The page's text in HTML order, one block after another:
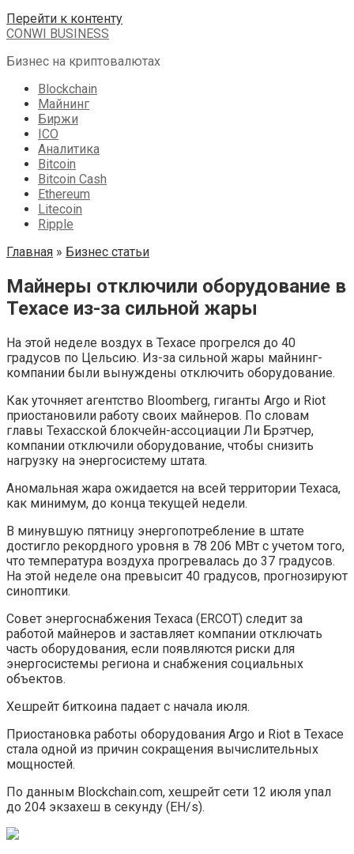
Перейти к контенту
CONWI BUSINESS
Бизнес на криптовалютах
Blockchain
Майнинг
Биржи
ICO
Аналитика
Bitcoin
Bitcoin Cash
Ethereum
Litecoin
Ripple
Главная » Бизнес статьи
Майнеры отключили оборудование в
Техасе из-за сильной жары
На этой неделе воздух в Техасе прогрелся до 40
градусов по Цельсию. Из-за сильной жары майнинг-
компании были вынуждены отключить оборудование.
Как уточняет агентство Bloomberg, гиганты Argo и Riot
приостановили работу своих майнеров. По словам
главы Техасской блокчейн-ассоциации Ли Брэтчер,
компании отключили оборудование, чтобы снизить
нагрузку на энергосистему штата.
Аномальная жара ожидается на всей территории Техаса,
как минимум, до конца текущей недели.
В минувшую пятницу энергопотребление в штате
достигло рекордного уровня в 78 206 МВт с учетом того,
что температура воздуха прогревалась до 37 градусов.
На этой неделе она превысит 40 градусов, прогнозируют
синоптики.
Совет энергоснабжения Техаса (ERCOT) следит за
работой майнеров и заставляет компании отключать
часть оборудования, если появляются риски для
энергосистемы региона и снабжения социальных
объектов.
Хешрейт биткоина падает с начала июля.
Приостановка работы оборудования Argo и Riot в Техасе
стала одной из причин сокращения вычислительных
мощностей.
По данным Blockchain.com, хешрейт сети 12 июля упал
до 204 экзахеш в секунду (EH/s).